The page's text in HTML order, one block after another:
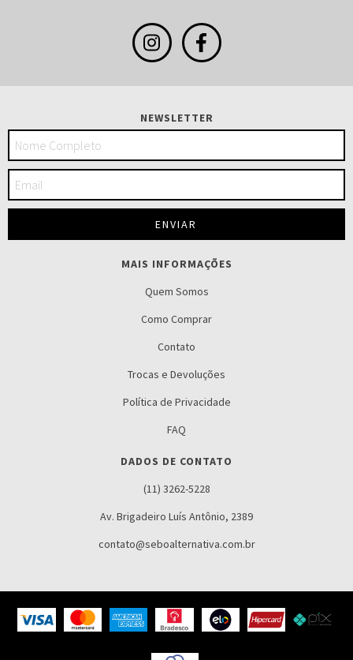
NEWSLETTER
MAIS INFORMAÇÕES
Quem Somos
Como Comprar
Contato
Trocas e Devoluções
Política de Privacidade
FAQ
DADOS DE CONTATO
(11) 3262-5228
Av. Brigadeiro Luís Antônio, 2389
contato@seboalternativa.com.br